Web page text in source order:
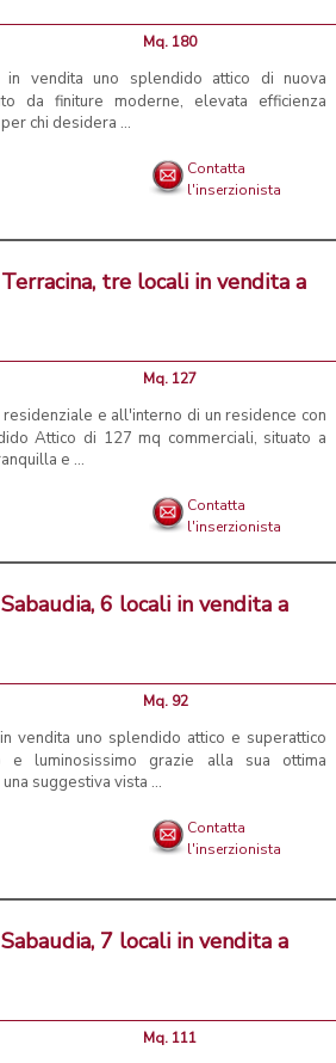
Mq. 180
in vendita uno splendido attico di nuova
da finiture moderne, elevata efficienza
chi desidera ...
Contatta
l'inserzionista
tre locali in vendita a
Mq. 127
e all'interno di un residence con
Attico di 127 mq commerciali, situato a
e ...
Contatta
l'inserzionista
6 locali in vendita a
Mq. 92
vendita uno splendido attico e superattico
e luminosissimo grazie alla sua ottima
suggestiva vista ...
Contatta
l'inserzionista
7 locali in vendita a
Mq. 111